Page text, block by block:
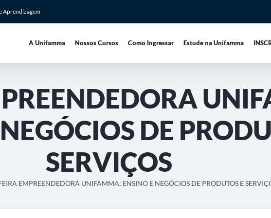
Aprendizagem
A Unifamma Nossos Cursos Como Ingressar Estude na Unifamma
DE
SERVIÇOS
EMPREENDEDORA UNIFAMMA: ENSINO E NEGÓCIOS DE PRODUTOS E